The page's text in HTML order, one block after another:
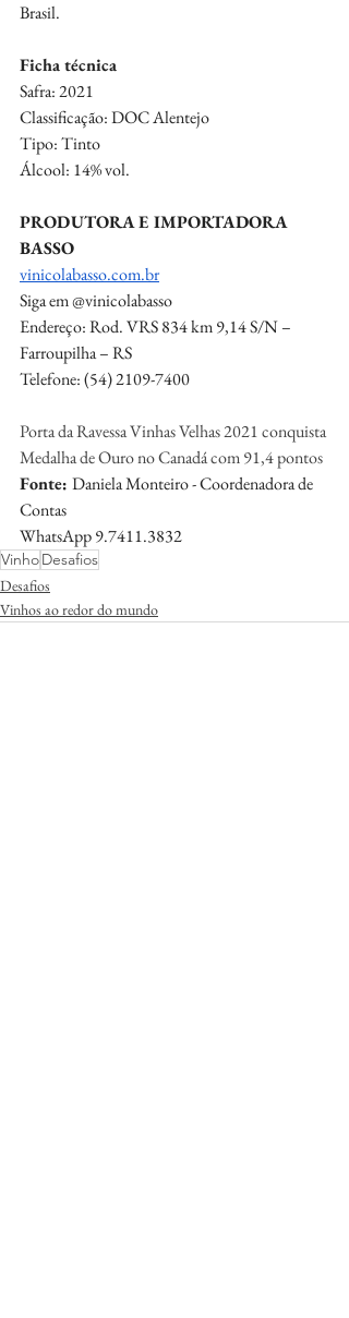
Brasil.
Ficha técnica
Safra: 2021
Classificação: DOC Alentejo
Tipo: Tinto
Álcool: 14% vol.
PRODUTORA E IMPORTADORA
BASSO
vinicolabasso.com.br
Siga em @vinicolabasso
Endereço: Rod. VRS 834 km 9,14 S/N –
Farroupilha – RS
Telefone: (54) 2109-7400
Porta da Ravessa Vinhas Velhas 2021 conquista
Medalha de Ouro no Canadá com 91,4 pontos
Fonte: Daniela Monteiro - Coordenadora de
Contas
WhatsApp 9.7411.3832
VinhoDesafios
Desafios
Vinhos ao redor do mundo